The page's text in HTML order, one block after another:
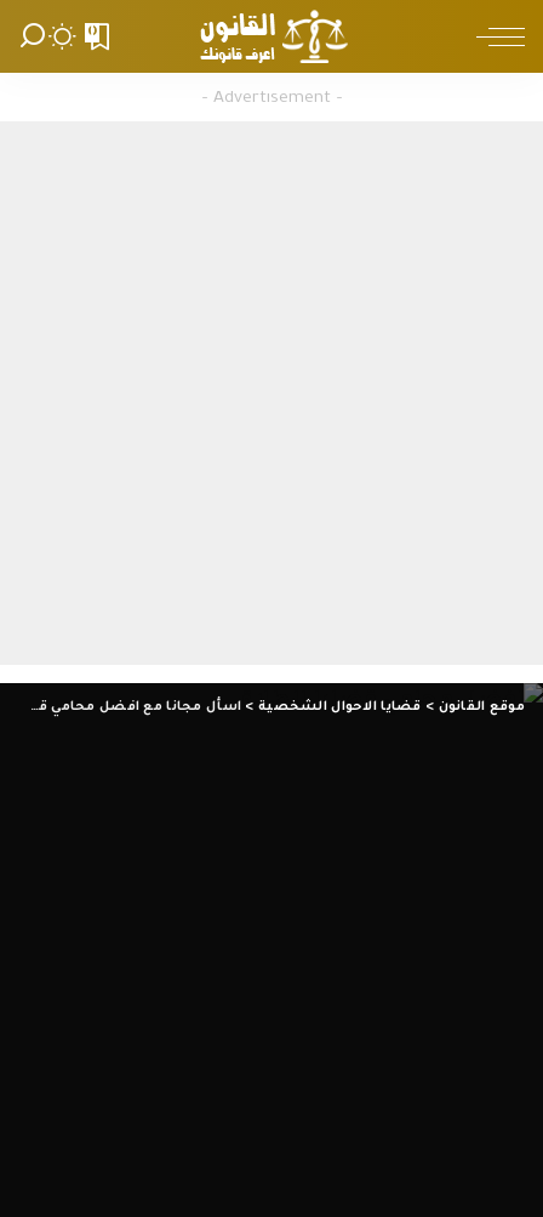
0
– Advertisement –
موقع القانون > قضايا الاحوال الشخصية> اسأل مجانا مع افضل محامي قضايا الطلاق للإجابة على كافة الأسئلة القانونية